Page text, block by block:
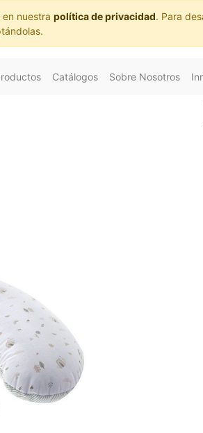
nuestra política de privacidad. Para
Catálogos Sobre Nosotros